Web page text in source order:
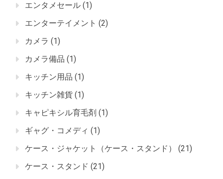
エンタメセール (1)
エンターテイメント (2)
カメラ (1)
カメラ備品 (1)
キッチン用品 (1)
キッチン雑貨 (1)
キャピキシル育毛剤 (1)
ギャグ・コメディ (1)
ケース・ジャケット（ケース・スタンド）
(21)
ケース・スタンド (21)